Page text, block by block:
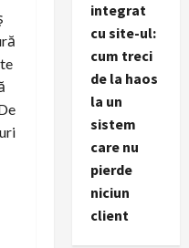
integrat
cu site-ul:
cum treci
de la haos
la un
sistem
care nu
pierde
niciun
client